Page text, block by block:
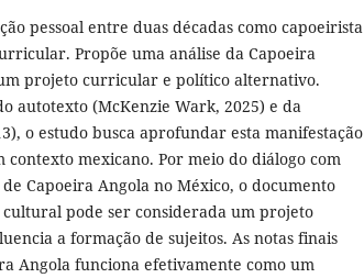
pessoal entre duas décadas como capoeirista
Propõe uma análise da Capoeira
projeto curricular e político alternativo.
autotexto (McKenzie Wark, 2025) e da
o estudo busca aprofundar esta manifestação
mexicano. Por meio do diálogo com
Capoeira Angola no México, o documento
pode ser considerada um projeto
a formação de sujeitos. As notas finais
Angola funciona efetivamente como um